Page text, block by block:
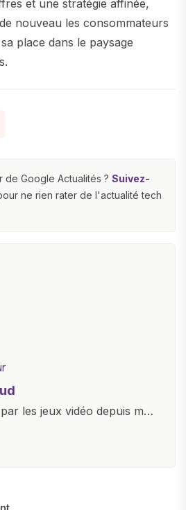
et une stratégie affinée,
nouveau les consommateurs
place dans le paysage
de Google Actualités ? Suivez-
ne rien rater de l'actualité tech
les jeux vidéo depuis mon
amour pour l'univers